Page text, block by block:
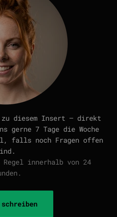
zu diesem Insert — direkt
gerne 7 Tage die Woche
falls noch Fragen offen
innerhalb von 24